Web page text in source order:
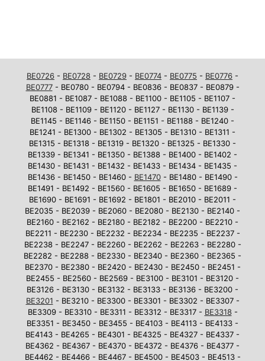
BE0726 - BE0728 - BE0729 - BE0774 - BE0775 - BE0776 -
BE0777- BE0780 - BE0794 - BE0836 - BE0837 - BE0879 -
BE0881 - BE1087 - BE1088 - BE1100 - BE1105 - BE1107 -
BE1108 - BE1109 - BE1120 - BE1127 - BE1130 - BE1139 -
BE1145 - BE1146 - BE1150 - BE1151 - BE1188 - BE1240 -
BE1241 - BE1300 - BE1302 - BE1305 - BE1310 - BE1311 -
BE1315 - BE1318 - BE1319 - BE1320 - BE1325 - BE1330 -
BE1339 - BE1341 - BE1350 - BE1388 - BE1400 - BE1402 -
BE1430 - BE1431 - BE1432 - BE1433 - BE1434 - BE1435 -
BE1436 - BE1450 - BE1460 - BE1470- BE1480 - BE1490 -
BE1491 - BE1492 - BE1560 - BE1605 - BE1650 - BE1689 -
BE1690 - BE1691 - BE1692 - BE1801 - BE2010 - BE2011 -
BE2035 - BE2039 - BE2060 - BE2080 - BE2130 - BE2140 -
BE2160 - BE2162 - BE2180 - BE2182 - BE2200 - BE2210 -
BE2211 - BE2230 - BE2232 - BE2234 - BE2235 - BE2237 -
BE2238 - BE2247 - BE2260 - BE2262 - BE2263 - BE2280 -
BE2282 - BE2288 - BE2330 - BE2340 - BE2360 - BE2365 -
BE2370 - BE2380 - BE2420 - BE2430 - BE2450 - BE2451 -
BE2455 - BE2560 - BE2569 - BE3100 - BE3101 - BE3120 -
BE3126 - BE3130 - BE3132 - BE3133 - BE3136 - BE3200 -
BE3201 - BE3210 - BE3300 - BE3301 - BE3302 - BE3307 -
BE3309 - BE3310 - BE3311 - BE3312 - BE3317 - BE3318-
BE3351 - BE3450 - BE3455 - BE4103 - BE4113 - BE4133 -
BE4143 - BE4265 - BE4301 - BE4325 - BE4327 - BE4337 -
BE4362 - BE4367 - BE4370 - BE4372 - BE4376 - BE4377 -
BE4462 - BE4466 - BE4467 - BE4500 - BE4503 - BE4513 -